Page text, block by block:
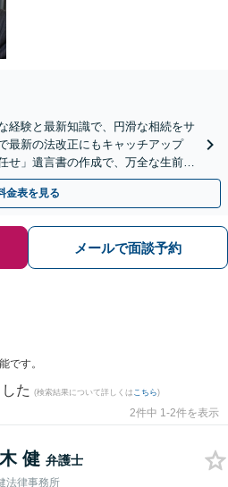
経験と最新知識で、円滑な相続をサ
最新の法改正にもキャッチアップ
せ」遺言書の作成で、万全な生前対
日面談可】
金表を見る
メールで面談予約
です。
た (検索結果について詳しくは こちら)
2件中 1-2件を表示
健 弁護士
法律事務所